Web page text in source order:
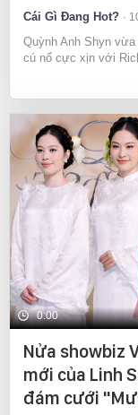
Cái Gì Đang Hot?
Quỳnh Anh Shyn
cú nổ cực xịn với
0:00
Nửa showbiz
mới của Linh
đám cưới